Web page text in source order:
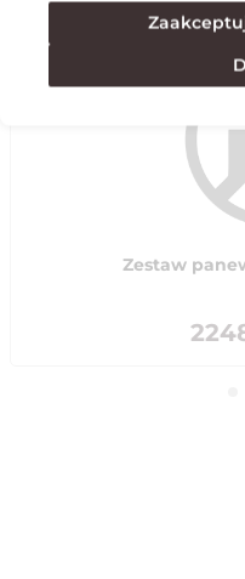
Zestaw